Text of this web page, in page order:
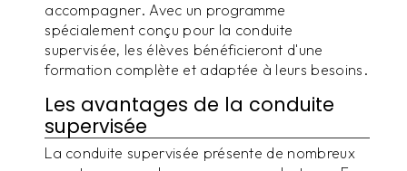
accompagner. Avec un programme
spécialement conçu pour la conduite
supervisée, les élèves bénéficieront d'une
formation complète et adaptée à leurs besoins.
Les avantages de la conduite
supervisée
La conduite supervisée présente de nombreux